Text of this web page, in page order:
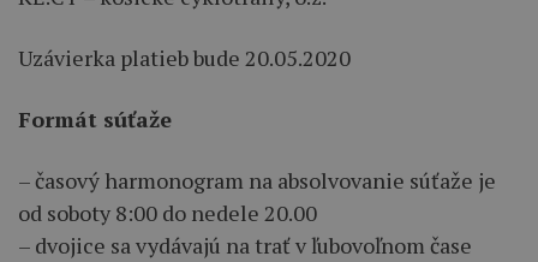
Uzávierka platieb bude 20.05.2020
Formát súťaže
– časový harmonogram na absolvovanie súťaže je
od soboty 8:00 do nedele 20.00
– dvojice sa vydávajú na trať v ľubovoľnom čase